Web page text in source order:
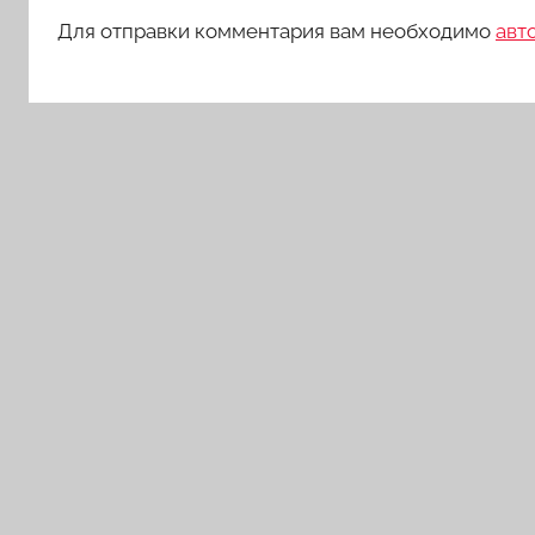
Для отправки комментария вам необходимо